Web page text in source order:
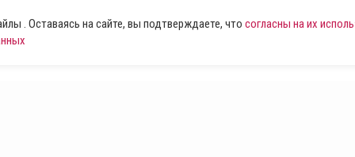
. Оставаясь на сайте, вы подтверждаете, что согласны на их